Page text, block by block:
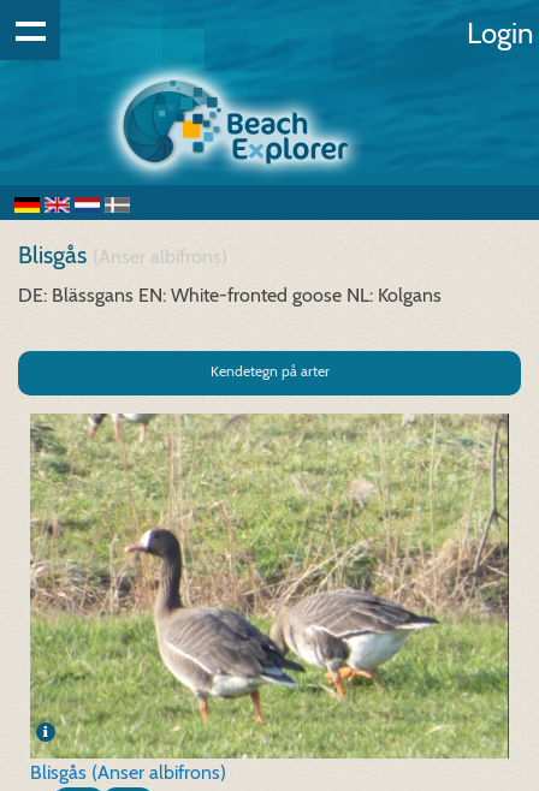
Login
Blisgås (Anser albifrons)
DE: Blässgans EN: White-fronted goose NL: Kolgans
Kendetegn på arter
Blisgås (Anser albifrons)